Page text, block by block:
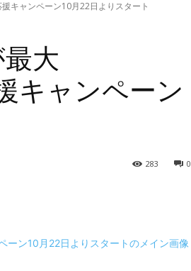
キャンペーン10月22日よりスタート
大
キャンペーン
0
283